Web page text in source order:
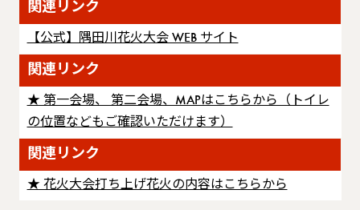
関連リンク
【公式】隅田川花火大会 WEB サイト
関連リンク
★ 第一会場、 第二会場、MAPはこちらから（トイレ
の位置などもご確認いただけます）
関連リンク
★ 花火大会打ち上げ花火の内容はこちらから